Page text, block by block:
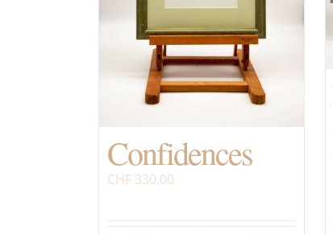
Confidences
CHF 330.00